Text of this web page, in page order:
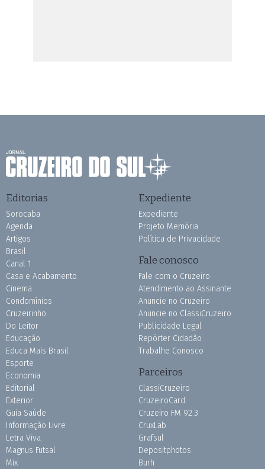
Editorias
Sorocaba
Agenda
Artigos
Brasil
Canal 1
Casa e Acabamento
Cinema
Condomínios
Cruzeirinho
Do Leitor
Educação
Educa Mais Brasil
Esporte
Economia
Editorial
Exterior
Guia Saúde
Informação Livre
Letra Viva
Magnus Futsal
Mix
Expediente
Expediente
Projeto Memória
Política de Privacidade
Fale conosco
Fale com o Cruzeiro
Atendimento ao Assinante
Anuncie no Cruzeiro
Anuncie no ClassiCruzeiro
Publicidade Legal
Repórter Cidadão
Trabalhe Conosco
Parceiros
ClassiCruzeiro
CruzeiroCard
Cruzeiro FM 92.3
CruxLab
Grafsul
Depositphotos
Burh